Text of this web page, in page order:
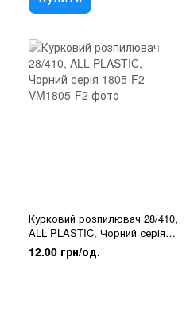
Курковий розпилювач 28/410,
ALL PLASTIC, Чорний серія
1805-F2
12.00 грн/од.